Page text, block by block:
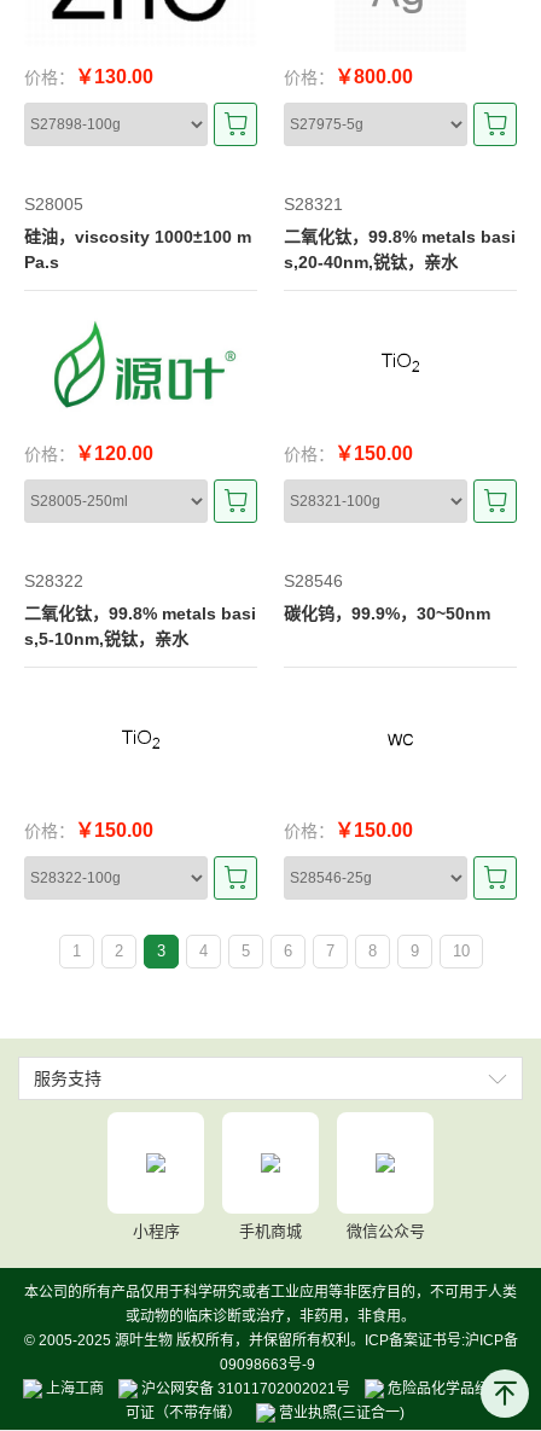
价格： ￥130.00 价格： ￥800.00
S28005
硅油，viscosity 1000±100 m
Pa.s
价格： ￥120.00
S28321
二氧化钛，99.8% metals basi
s,20-40nm,锐钛，亲水
价格： ￥150.00
S28322
二氧化钛，99.8% metals basi
s,5-10nm,锐钛，亲水
价格： ￥150.00
S28546
碳化钨，99.9%，30~50nm
价格： ￥150.00
1 2 3 4 5 6 7 8 9 10
服务支持
小程序 手机商城 微信公众号
本公司的所有产品仅用于科学研究或者工业应用等非医疗目的，不可用于人类
或动物的临床诊断或治疗，非药用，非食用。
© 2005-2025 源叶生物 版权所有，并保留所有权利。ICP备案证书号:沪ICP备
09098663号-9
上海工商
沪公网安备 31011702002021号
危险品化学品经营许
可证（不带存储）
营业执照(三证合一)